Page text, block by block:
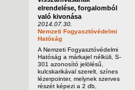
elrendelése, forgalomból
való kivonása
2014.07.30.
Nemzeti Fogyasztóvédelmi
Hatóság
A Nemzeti Fogyasztóvédelmi
Hatóság a márkajel nélküli, S-
301 azonosító jelölésű,
kulcskarikával szerelt, színes
lézerpointer, melynek szerves
részét képezi a 2 db,